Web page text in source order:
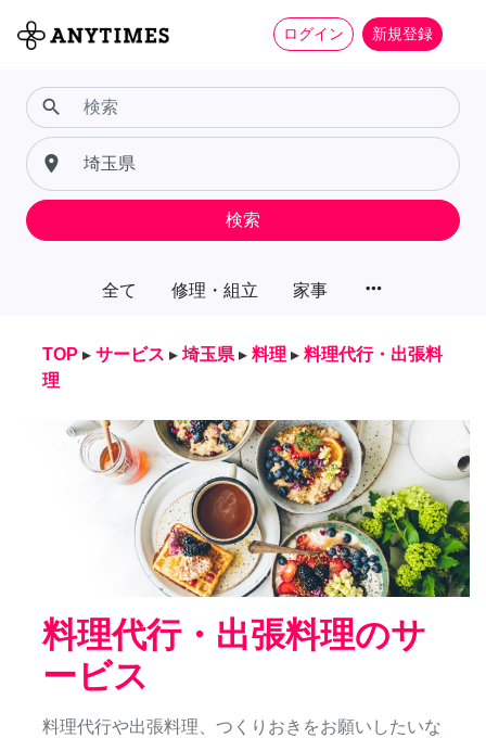
ログイン 新規登録
全て 修理・組立 家事 more_horiz
search
place
検索
TOP ▸ サービス ▸ 埼玉県 ▸ 料理 ▸ 料理代行・出張料
理
料理代行・出張料理のサ
ービス
料理代行や出張料理、つくりおきをお願いしたいな